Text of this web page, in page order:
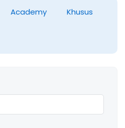
Academy Khusus